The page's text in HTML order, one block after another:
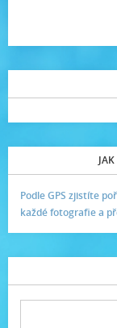
Podle GPS zjistíte
každé fotografie a